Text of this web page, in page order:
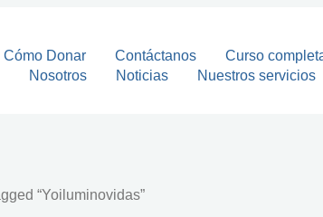
Cómo Donar Contáctanos Curso
Nosotros Noticias Nuestros servicios
“Yoiluminovidas”
latest